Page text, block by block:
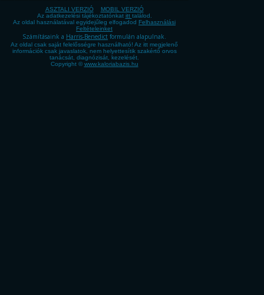
ASZTALI VERZIÓ
MOBIL VERZIÓ
Az adatkezelési tájékoztatónkat itt találod.
Az oldal használatával egyidejűleg elfogadod Felhasználási
Feltételeinket
Számításaink a Harris-Benedict formulán alapulnak.
Az oldal csak saját felelősségre használható! Az itt megjelenő
információk csak javaslatok, nem helyettesítik szakértő orvos
tanácsát, diagnózisát, kezelését.
Copyright © www.kaloriabazis.hu